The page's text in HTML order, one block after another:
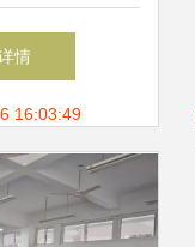
能等级证书
，推动信息
融合
情
16:03:49